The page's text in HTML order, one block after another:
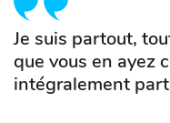
Je suis partout,
que vous en ayez
intégralement